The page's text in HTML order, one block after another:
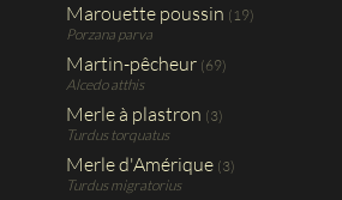
Marouette poussin (19)
Porzana parva
Martin-pêcheur (69)
Alcedo atthis
Merle à plastron (3)
Turdus torquatus
Merle d'Amérique (3)
Turdus migratorius